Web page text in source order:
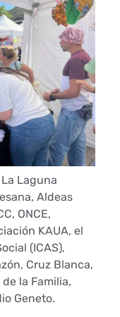
Laguna
Aldeas
ONCE,
KAUA, el
(ICAS),
Cruz Blanca,
la Familia,
Geneto.